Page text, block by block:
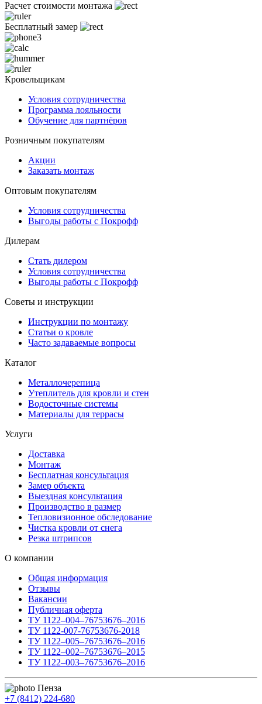
Расчет стоимости монтажа
Бесплатный замер
Кровельщикам
Условия сотрудничества
Программа лояльности
Обучение для партнёров
Розничным покупателям
Акции
Заказать монтаж
Оптовым покупателям
Условия сотрудничества
Выгоды работы с Покрофф
Дилерам
Стать дилером
Условия сотрудничества
Выгоды работы с Покрофф
Советы и инструкции
Инструкции по монтажу
Статьи о кровле
Часто задаваемые вопросы
Каталог
Металлочерепица
Утеплитель для кровли и стен
Водосточные системы
Материалы для террасы
Услуги
Доставка
Монтаж
Бесплатная консультация
Замер объекта
Выездная консультация
Производство в размер
Тепловизионное обследование
Чистка кровли от снега
Резка штрипсов
О компании
Общая информация
Отзывы
Вакансии
Публичная оферта
ТУ 1122–004–76753676–2016
ТУ 1122-007-76753676-2018
ТУ 1122–005–76753676–2016
ТУ 1122–002–76753676–2015
ТУ 1122–003–76753676–2016
Пенза
+7 (8412) 224-680